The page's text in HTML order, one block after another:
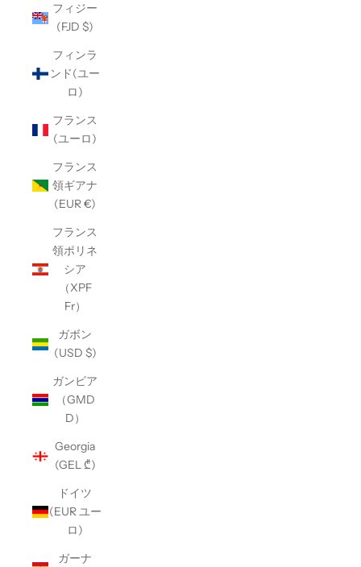
フィジー
(FJD $)
フィンラ
ンド(ユー
ロ)
フランス
(ユーロ)
フランス
領ギアナ
(EUR €)
フランス
領ポリネ
シア
（XPF
Fr）
ガボン
(USD $)
ガンビア
（GMD
D）
Georgia
(GEL ₾)
ドイツ
(EUR ユー
ロ)
ガーナ